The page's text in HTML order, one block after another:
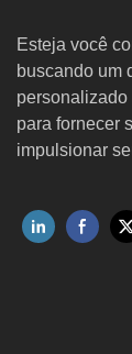
Esteja você
buscando um
personalizado
para fornecer
impulsionar